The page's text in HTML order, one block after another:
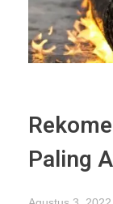
Paling